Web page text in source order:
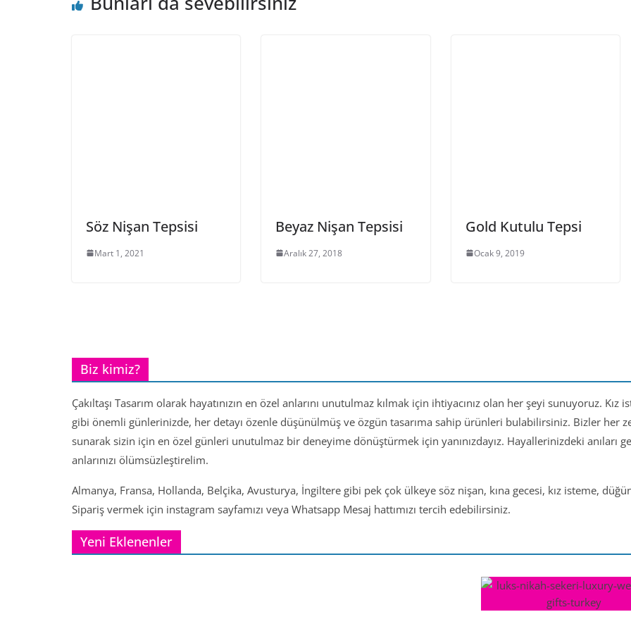
Söz Nişan Tepsisi
Mart 1, 2021
Beyaz Nişan Tepsisi
Aralık 27, 2018
Gold Kutulu Tepsi
Ocak 9, 2019
Biz kimiz?
Çakıltaşı Tasarım olarak hayatınızın en özel anlarını unutulmaz kılmak için ihtiyacınız olan her şeyi sunuyoruz.
gibi önemli günlerinizde, her detayı özenle düşünülmüş ve özgün tasarıma sahip ürünleri bulabilirsiniz. Bizler her
sunarak sizin için en özel günleri unutulmaz bir deneyime dönüştürmek için yanınızdayız. Hayallerinizdeki anıları
anlarınızı ölümsüzleştirelim.
Almanya, Fransa, Hollanda, Belçika, Avusturya, İngiltere gibi pek çok ülkeye söz nişan, kına gecesi, kız isteme,
Sipariş vermek için instagram sayfamızı veya Whatsapp Mesaj hattımızı tercih edebilirsiniz.
Yeni Eklenenler